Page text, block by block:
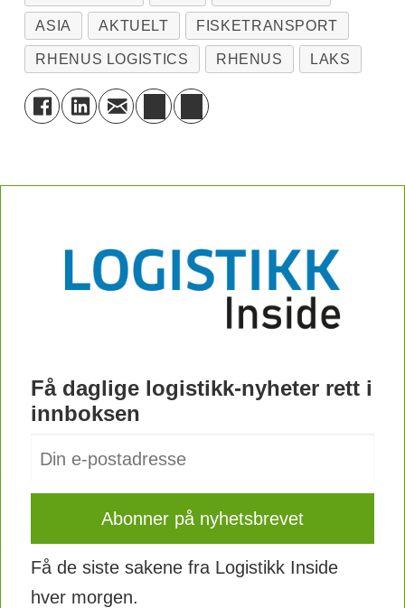
ASIA AKTUELT FISKETRANSPORT
RHENUS LOGISTICS RHENUS LAKS
Få daglige logistikk-nyheter rett i
innboksen
Få de siste sakene fra Logistikk Inside
hver morgen.